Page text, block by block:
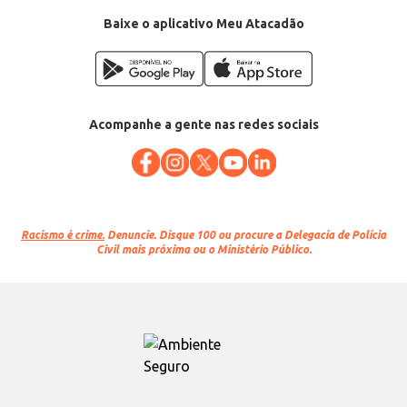
Baixe o aplicativo Meu Atacadão
Acompanhe a gente nas redes sociais
Racismo é crime. Denuncie. Disque 100 ou procure a Delegacia de Polícia
Civil mais próxima ou o Ministério Público.